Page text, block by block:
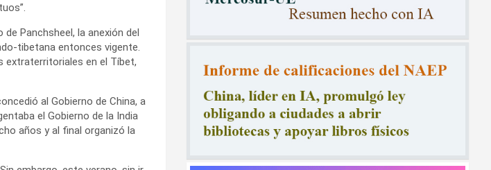
Panchsheel, la anexión del
tibetana entonces vigente.
extraterritoriales en el Tíbet,
al Gobierno de China, a
el Gobierno de la India
años y al final organizó la